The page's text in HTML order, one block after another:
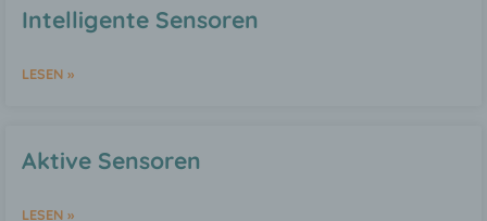
Intelligente Sensoren
LESEN »
Aktive Sensoren
LESEN »
deren personenbezogene Daten von dem
für die Verarbeitung Verantwortlichen